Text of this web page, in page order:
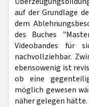
auf der Grundlage
dem
des Buches
Videobandes für
nachvollziehbar.
ebensowenig ist
ob eine
möglich gewesen
näher gelegen hätte.